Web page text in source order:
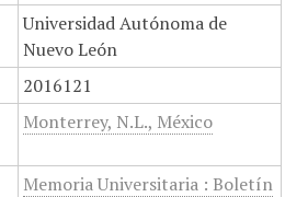
Universidad Autónoma de
Nuevo León
2016121
Monterrey, N.L., México
Memoria Universitaria : Boletín